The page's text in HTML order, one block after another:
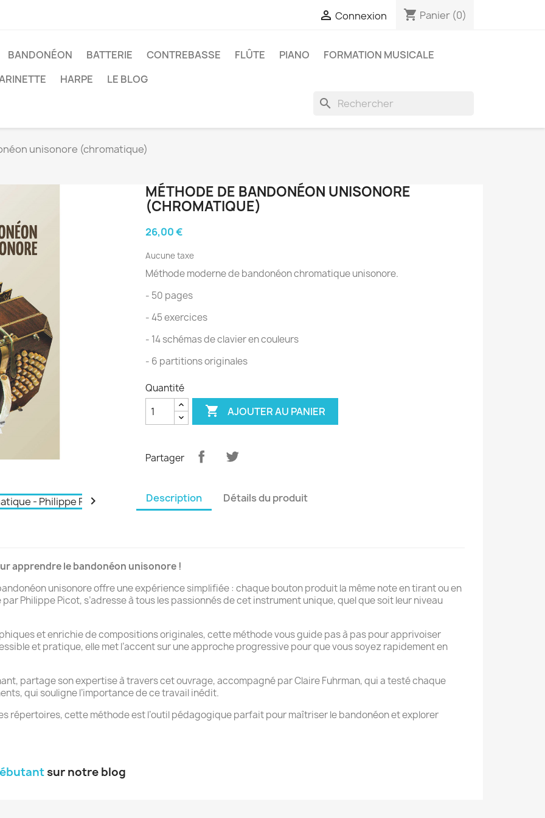
 Connexion shopping_cart Panier (0)
BANDONÉON BATTERIE CONTREBASSE FLÛTE PIANO
FORMATION MUSICALE
HARPE LE BLOG
search
unisonore (chromatique)

MÉTHODE DE BANDONÉON UNISONORE
(CHROMATIQUE)
26,00 €
Aucune taxe
Méthode moderne de bandonéon chromatique unisonore.
- 50 pages
- 45 exercices
- 14 schémas de clavier en couleurs
- 6 partitions originales
Quantité
 AJOUTER AU PANIER
Partager
Description Détails du produit
apprendre le bandonéon unisonore !
unisonore offre une expérience simplifiée : chaque bouton produit la même note en tirant ou en
Philippe Picot, s’adresse à tous les passionnés de cet instrument unique, quel que soit leur niveau
et enrichie de compositions originales, cette méthode vous guide pas à pas pour apprivoiser
et pratique, elle met l’accent sur une approche progressive pour que vous soyez rapidement en
partage son expertise à travers cet ouvrage, accompagné par Claire Fuhrman, qui a testé chaque
qui souligne l’importance de ce travail inédit.
répertoires, cette méthode est l’outil pédagogique parfait pour maîtriser le bandonéon et explorer
sur notre blog